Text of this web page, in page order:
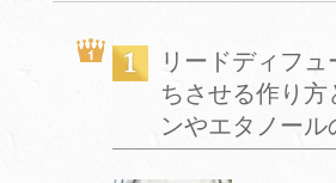
リードディフ
ちさせる作り方
ンやエタノール